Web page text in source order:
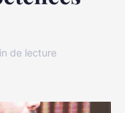
de lecture